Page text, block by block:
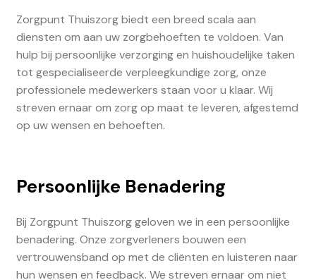
Zorgpunt Thuiszorg biedt een breed scala aan
diensten om aan uw zorgbehoeften te voldoen. Van
hulp bij persoonlijke verzorging en huishoudelijke taken
tot gespecialiseerde verpleegkundige zorg, onze
professionele medewerkers staan voor u klaar. Wij
streven ernaar om zorg op maat te leveren, afgestemd
op uw wensen en behoeften.
Persoonlijke Benadering
Bij Zorgpunt Thuiszorg geloven we in een persoonlijke
benadering. Onze zorgverleners bouwen een
vertrouwensband op met de cliënten en luisteren naar
hun wensen en feedback. We streven ernaar om niet